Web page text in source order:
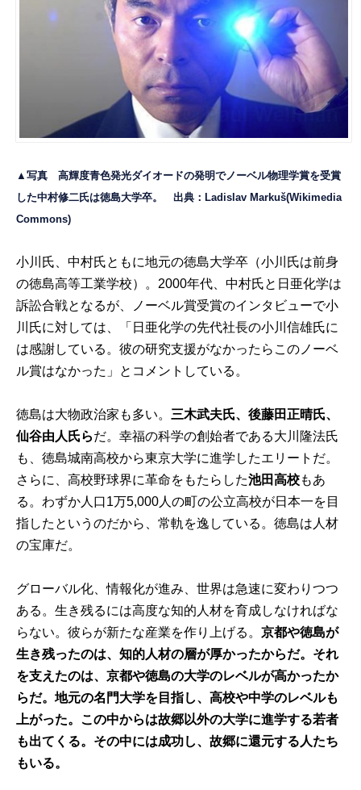
▲写真 高輝度青色発光ダイオードの発明でノーベル物理学賞を受賞
した中村修二氏は徳島大学卒。 出典：Ladislav Markuš(Wikimedia
Commons)
小川氏、中村氏ともに地元の徳島大学卒（小川氏は前身
の徳島高等工業学校）。2000年代、中村氏と日亜化学は
訴訟合戦となるが、ノーベル賞受賞のインタビューで小
川氏に対しては、「日亜化学の先代社長の小川信雄氏に
は感謝している。彼の研究支援がなかったらこのノーベ
ル賞はなかった」とコメントしている。
徳島は大物政治家も多い。 三木武夫氏、後藤田正晴氏、
仙谷由人氏らだ。幸福の科学の創始者である大川隆法氏
も、徳島城南高校から東京大学に進学したエリートだ。
さらに、高校野球界に革命をもたらした池田高校もあ
る。わずか人口1万5,000人の町の公立高校が日本一を目
指したというのだから、常軌を逸している。徳島は人材
の宝庫だ。
グローバル化、情報化が進み、世界は急速に変わりつつ
ある。生き残るには高度な知的人材を育成しなければな
らない。彼らが新たな産業を作り上げる。京都や徳島が
生き残ったのは、知的人材の層が厚かったからだ。それ
を支えたのは、京都や徳島の大学のレベルが高かったか
らだ。地元の名門大学を目指し、高校や中学のレベルも
上がった。この中からは故郷以外の大学に進学する若者
も出てくる。その中には成功し、故郷に還元する人たち
もいる。